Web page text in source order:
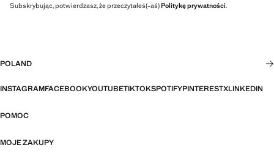
Subskrybując, potwierdzasz, że przeczytałeś(-aś)Politykę prywatności.
POLAND
INSTAGRAMFACEBOOKYOUTUBETIKTOKSPOTIFYPINTERESTXLINKEDIN
POMOC
MOJE ZAKUPY